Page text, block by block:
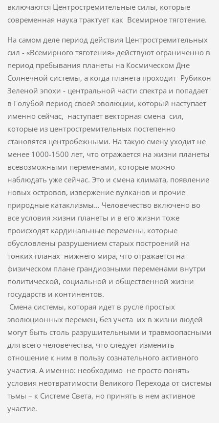
включаются Центростремительные силы, которые
современная наука трактует как Всемирное тяготение.
На самом деле период действия Центростремительных
сил - «Всемирного тяготения» действуют ограниченно в
период пребывания планеты на Космическом Дне
Солнечной системы, а когда планета проходит Рубикон
Зеленой эпохи - центральной части спектра и попадает
в Голубой период своей эволюции, который наступает
именно сейчас, наступает векторная смена сил,
которые из центростремительных постепенно
становятся центробежными. На такую смену уходит не
менее 1000-1500 лет, что отражается на жизни планеты
всевозможными переменами, которые можно
наблюдать уже сейчас. Это и смена климата, появление
новых островов, извержение вулканов и прочие
природные катаклизмы… Человечество включено во
все условия жизни планеты и в его жизни тоже
происходят кардинальные перемены, которые
обусловлены разрушением старых построений на
тонких планах нижнего мира, что отражается на
физическом плане грандиозными переменами внутри
политической, социальной и общественной жизни
государств и континентов.
Смена системы, которая идет в русле простых
эволюционных перемен, без учета их в жизни людей
могут быть столь разрушительными и травмоопасными
для всего человечества, что следует изменить
отношение к ним в пользу сознательного активного
участия. А именно: необходимо не просто понять
условия неотвратимости Великого Перехода от системы
тьмы – к Системе Света, но принять в нем активное
участие.